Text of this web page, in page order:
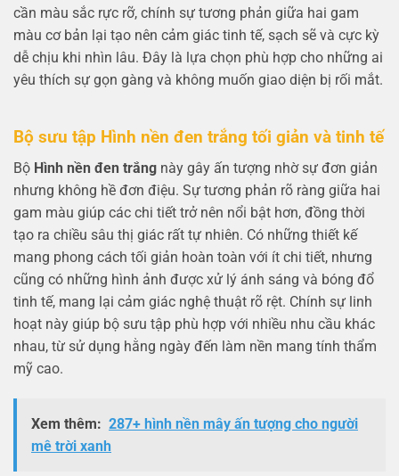
cần màu sắc rực rỡ, chính sự tương phản giữa hai gam
màu cơ bản lại tạo nên cảm giác tinh tế, sạch sẽ và cực kỳ
dễ chịu khi nhìn lâu. Đây là lựa chọn phù hợp cho những ai
yêu thích sự gọn gàng và không muốn giao diện bị rối mắt.
Bộ sưu tập Hình nền đen trắng tối giản và tinh tế
Bộ Hình nền đen trắng này gây ấn tượng nhờ sự đơn giản
nhưng không hề đơn điệu. Sự tương phản rõ ràng giữa hai
gam màu giúp các chi tiết trở nên nổi bật hơn, đồng thời
tạo ra chiều sâu thị giác rất tự nhiên. Có những thiết kế
mang phong cách tối giản hoàn toàn với ít chi tiết, nhưng
cũng có những hình ảnh được xử lý ánh sáng và bóng đổ
tinh tế, mang lại cảm giác nghệ thuật rõ rệt. Chính sự linh
hoạt này giúp bộ sưu tập phù hợp với nhiều nhu cầu khác
nhau, từ sử dụng hằng ngày đến làm nền mang tính thẩm
mỹ cao.
Xem thêm: 287+ hình nền mây ấn tượng cho người
mê trời xanh